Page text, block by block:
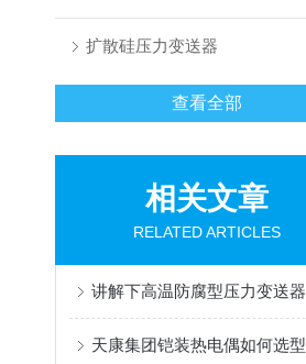
扩散硅压力变送器
查看全部
相关文章
RELATED ARTICLES
天康集团铠装热电偶如何选型